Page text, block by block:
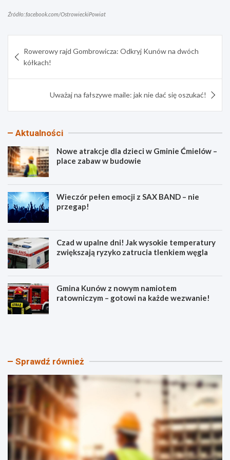
Źródło: facebook.com/OstrowieckiPowiat
wpisu
Rowerowy rajd Gombrowicza: Odkryj Kunów na dwóch
kółkach!
Uważaj na fałszywe maile: jak nie dać się oszukać!
Aktualności
Nowe atrakcje dla dzieci w Gminie Ćmielów –
place zabaw w budowie
Wieczór pełen emocji z SAX BAND – nie
przegap!
Czad w upalne dni! Jak wysokie temperatury
zwiększają ryzyko zatrucia tlenkiem węgla
Gmina Kunów z nowym namiotem
ratowniczym – gotowi na każde wezwanie!
N
t
a
c
j
d
l
W
ó
p
ł
e
e
m
Sprawdź również